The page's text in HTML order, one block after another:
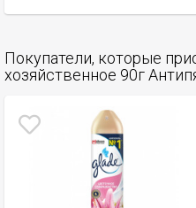
Покупатели, которые
хозяйственное 90г